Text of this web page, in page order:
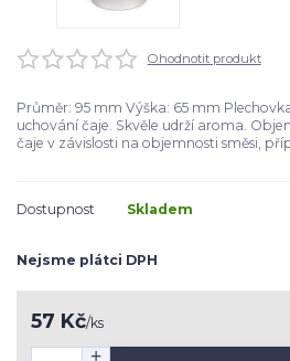
Ohodnotit produkt
Průměr: 95 mm Výška: 65 mm
uchování čaje. Skvěle udrží aroma.
čaje v závislosti na objemnosti směsi,
Dostupnost Skladem
Nejsme plátci DPH
57 Kč/ks